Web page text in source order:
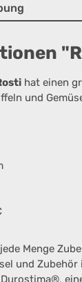
hat einen
und
Menge
und